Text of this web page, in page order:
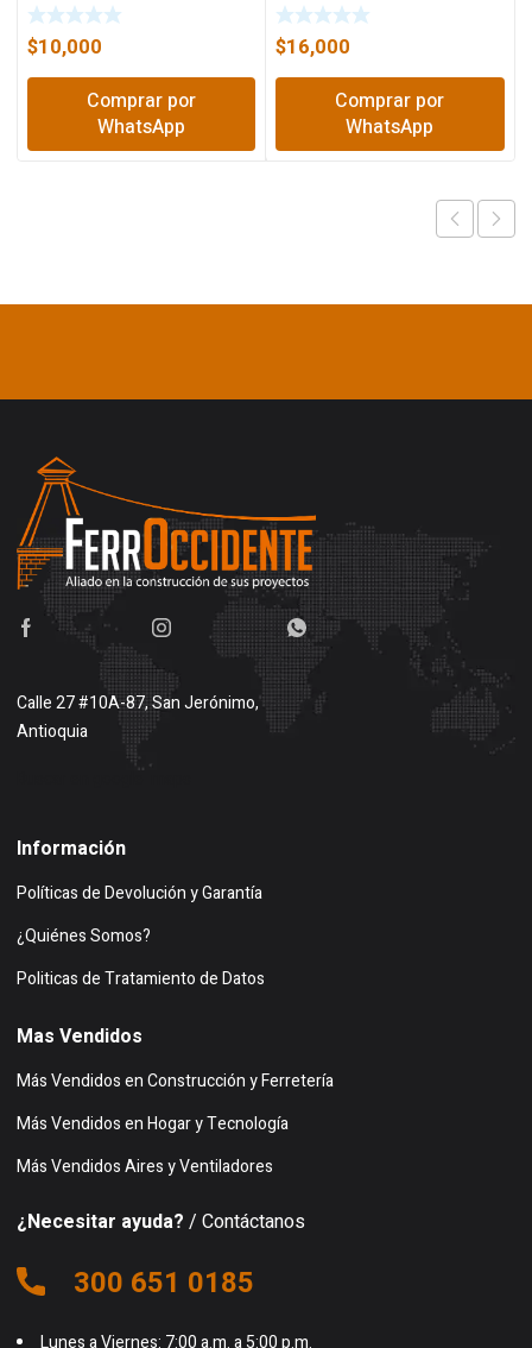
$10,000
Comprar por
WhatsApp
$16,000
Comprar por
WhatsApp
Calle 27 #10A-87, San Jerónimo,
Antioquia
Información
Políticas de Devolución y Garantía
¿Quiénes Somos?
Politicas de Tratamiento de Datos
Mas Vendidos
Más Vendidos en Construcción y Ferretería
Más Vendidos en Hogar y Tecnología
Más Vendidos Aires y Ventiladores
¿Necesitar ayuda? / Contáctanos
300 651 0185
Lunes a Viernes: 7:00 a.m. a 5:00 p.m.